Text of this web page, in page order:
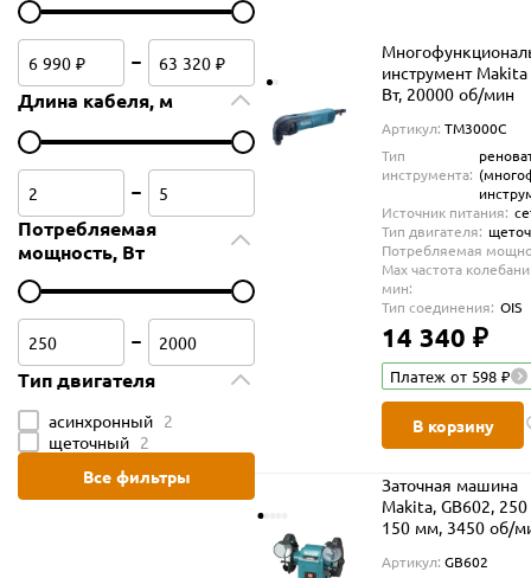
Длина кабеля, м
Потребляемая
мощность, Вт
Тип двигателя
асинхронный 2
щеточный 2
Все фильтры
инструмент
Вт, 20000 об/мин
Артикул: TM3000C
Тип
инструмента:
Источник питания:
Тип двигателя:
Потребляемая
Max частота
мин:
Тип соединения: OIS
14 340 ₽
Платеж от 598 ₽
В корзину
Заточная машина
Makita, GB602, 250
150 мм, 3450 об/
Артикул: GB602